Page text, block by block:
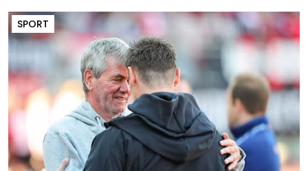
SPORT